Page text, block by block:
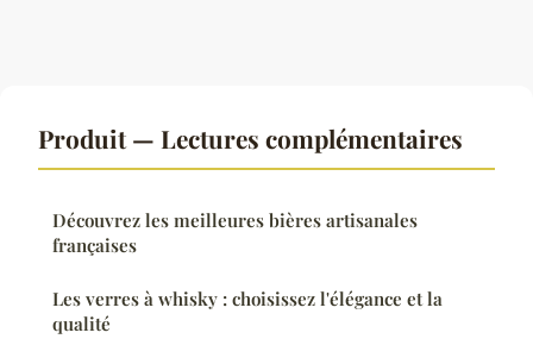
Produit — Lectures complémentaires
Découvrez les meilleures bières artisanales
françaises
Les verres à whisky : choisissez l'élégance et la
qualité